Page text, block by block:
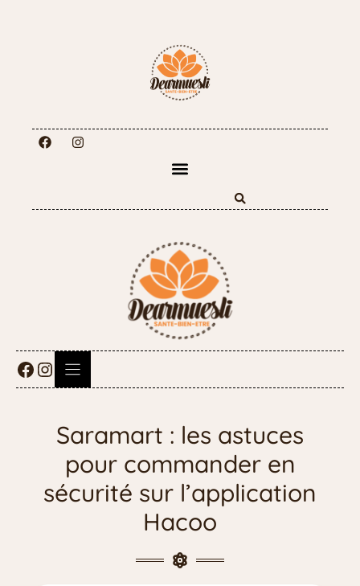
Saramart : les astuces
pour commander en
sécurité sur l’application
Hacoo